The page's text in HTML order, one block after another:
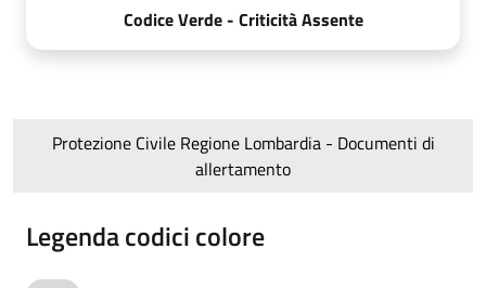
Codice Verde - Criticità Assente
Protezione Civile Regione Lombardia - Documenti di
allertamento
Legenda codici colore